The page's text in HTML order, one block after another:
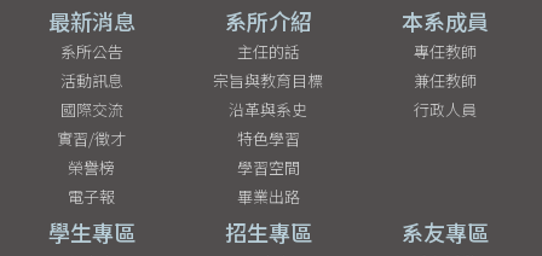
最新消息
系所公告
活動訊息
國際交流
實習/徵才
榮譽榜
電子報
系所介紹
主任的話
宗旨與教育目標
沿革與系史
特色學習
學習空間
畢業出路
本系成員
專任教師
兼任教師
行政人員
學生專區 招生專區 系友專區